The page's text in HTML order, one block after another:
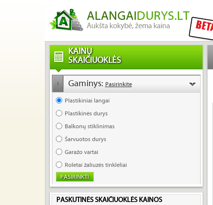
KAINŲ
SKAIČIUOKLĖS
1 Gaminys: Pasirinkite
Plastikiniai langai
Plastikinės durys
Balkonų stiklinimas
Šarvuotos durys
Garažo vartai
Roletai žaliuzės tinkleliai
PASKUTINĖS SKAIČIUOKLĖS KAINOS